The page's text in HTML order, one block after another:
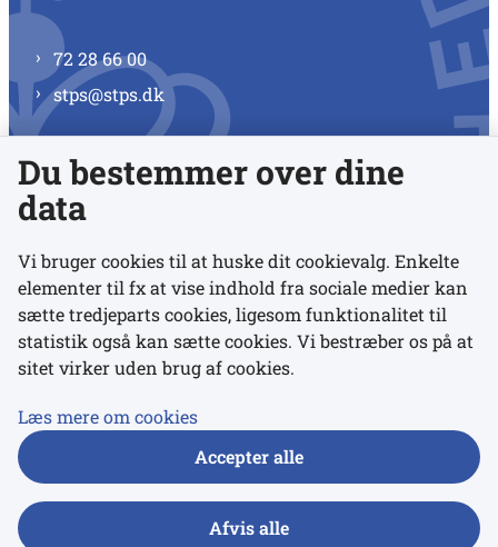
72 28 66 00
stps@stps.dk
Se alle kontaktnumre
Links
Udgivelser
Du bestemmer over dine
data
Vi bruger cookies til at huske dit cookievalg. Enkelte
elementer til fx at vise indhold fra sociale medier kan
sætte tredjeparts cookies, ligesom funktionalitet til
statistik også kan sætte cookies. Vi bestræber os på at
sitet virker uden brug af cookies.
Læs mere om cookies
Accepter alle
Afvis alle